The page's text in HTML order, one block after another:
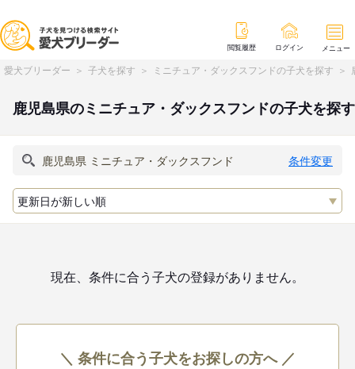
閲覧履歴 ログイン メニュー
愛犬ブリーダー 子犬を探す ミニチュア・ダックスフンドの子犬を探す
鹿児島県のミニチュア・ダックスフンドの子犬を探す
条件変更
現在、条件に合う子犬の登録がありません。
＼ 条件に合う子犬をお探しの方へ ／